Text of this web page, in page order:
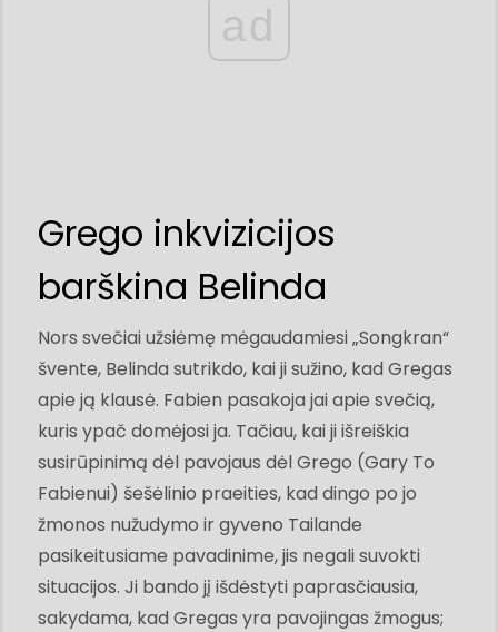
ad
Grego inkvizicijos
barškina Belinda
Nors svečiai užsiėmę mėgaudamiesi „Songkran“
švente, Belinda sutrikdo, kai ji sužino, kad Gregas
apie ją klausė. Fabien pasakoja jai apie svečią,
kuris ypač domėjosi ja. Tačiau, kai ji išreiškia
susirūpinimą dėl pavojaus dėl Grego (Gary To
Fabienui) šešėlinio praeities, kad dingo po jo
žmonos nužudymo ir gyveno Tailande
pasikeitusiame pavadinime, jis negali suvokti
situacijos. Ji bando jį išdėstyti paprasčiausia,
sakydama, kad Gregas yra pavojingas žmogus;